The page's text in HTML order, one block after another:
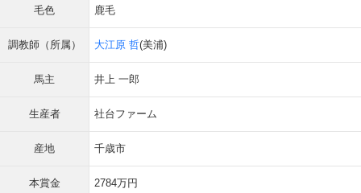
毛色 鹿毛
調教師（所属） 大江原 哲(美浦)
馬主 井上 一郎
生産者 社台ファーム
産地 千歳市
本賞金 2784万円